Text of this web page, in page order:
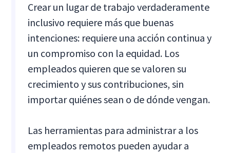
Crear un lugar de trabajo verdaderamente
inclusivo requiere más que buenas
intenciones: requiere una acción continua y
un compromiso con la equidad. Los
empleados quieren que se valoren su
crecimiento y sus contribuciones, sin
importar quiénes sean o de dónde vengan.
Las herramientas para administrar a los
empleados remotos pueden ayudar a